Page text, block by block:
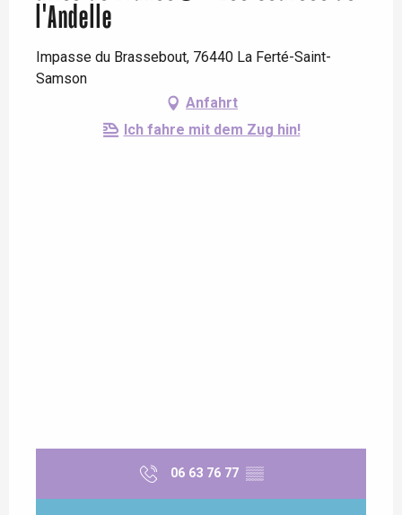
l'Andelle
Impasse du Brassebout, 76440 La Ferté-Saint-
Samson
Anfahrt
Ich fahre mit dem Zug hin!
06 63 76 77 ▒▒